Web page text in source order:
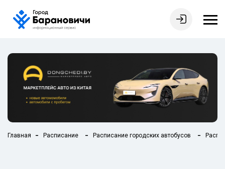
Главная Расписание Расписание городских автобусов